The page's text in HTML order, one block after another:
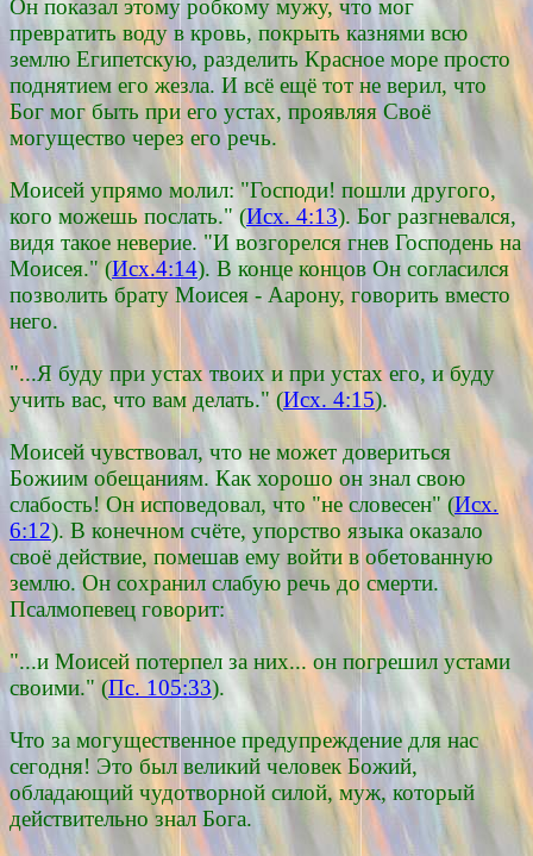
Он показал этому робкому мужу, что мог
превратить воду в кровь, покрыть казнями всю
землю Египетскую, разделить Красное море просто
поднятием его жезла. И всё ещё тот не верил, что
Бог мог быть при его устах, проявляя Своё
могущество через его речь.
Моисей упрямо молил: "Господи! пошли другого,
кого можешь послать." (Исх. 4:13). Бог разгневался,
видя такое неверие. "И возгорелся гнев Господень на
Моисея." (Исх.4:14). В конце концов Он согласился
позволить брату Моисея - Аарону, говорить вместо
него.
"...Я буду при устах твоих и при устах его, и буду
учить вас, что вам делать." (Исх. 4:15).
Моисей чувствовал, что не может довериться
Божиим обещаниям. Как хорошо он знал свою
слабость! Он исповедовал, что "не словесен" (Исх.
6:12). В конечном счёте, упорство языка оказало
своё действие, помешав ему войти в обетованную
землю. Он сохранил слабую речь до смерти.
Псалмопевец говорит:
"...и Моисей потерпел за них... он погрешил устами
своими." (Пс. 105:33).
Что за могущественное предупреждение для нас
сегодня! Это был великий человек Божий,
обладающий чудотворной силой, муж, который
действительно знал Бога.